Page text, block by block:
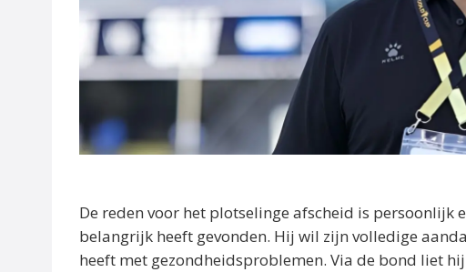
De reden voor het plotselinge afscheid is persoonlijk
belangrijk heeft gevonden. Hij wil zijn volledige
heeft met gezondheidsproblemen. Via de bond liet